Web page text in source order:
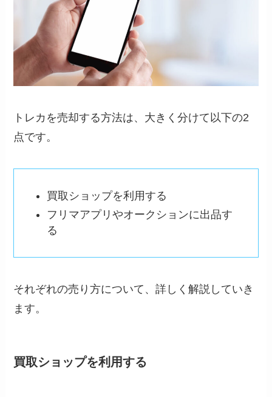
トレカを売却する方法は、大きく分けて以下の2
点です。
買取ショップを利用する
フリマアプリやオークションに出品す
る
それぞれの売り方について、詳しく解説していき
ます。
買取ショップを利用する